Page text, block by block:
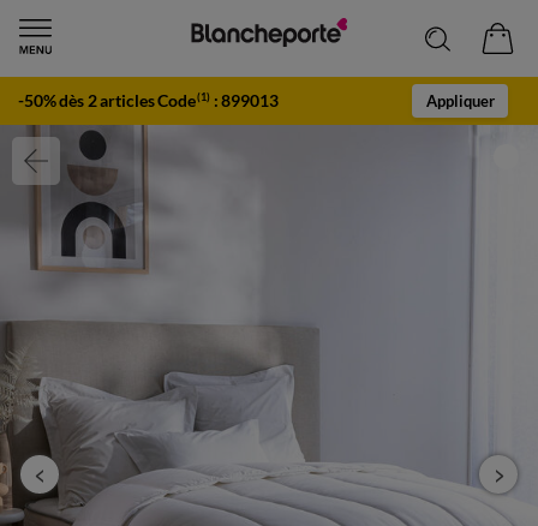
-50% dès 2 articles Code(1) :899013 Appliquer